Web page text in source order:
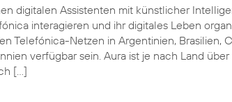
digitalen Assistenten mit künstlicher
interagieren und ihr digitales Leben
Telefónica-Netzen in Argentinien, Brasilien,
verfügbar sein. Aura ist je nach Land über
[…]